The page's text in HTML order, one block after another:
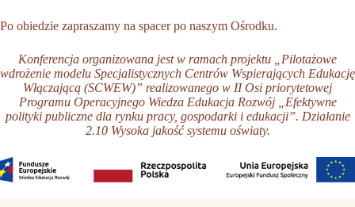
Po obiedzie zapraszamy na spacer po naszym Ośrodku.
Konferencja organizowana jest w ramach projektu „Pilotażowe
wdrożenie modelu Specjalistycznych Centrów Wspierających Edukację
Włączającą (SCWEW)” realizowanego w II Osi priorytetowej
Programu Operacyjnego Wiedza Edukacja Rozwój „Efektywne
polityki publiczne dla rynku pracy, gospodarki i edukacji”. Działanie
2.10 Wysoka jakość systemu oświaty.